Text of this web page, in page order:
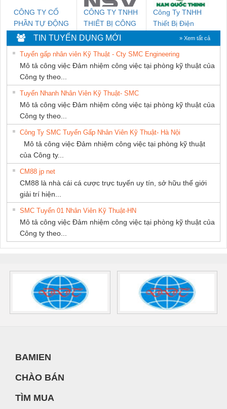
CÔNG TY CỔ
PHẦN TỰ ĐỘNG
TIẾN HƯNG
CÔNG TY TNHH
THIẾT BỊ CÔNG
NGHIỆP NIHON
SETSUBI VIỆT
NAM
Công Ty TNHH
Thiết Bị Điện
Nam Quốc Thịnh
TIN TUYỂN DỤNG MỚI » Xem tất cả
Tuyển gấp nhân viên Kỹ Thuật - Cty SMC Engineering
Mô tả công việc Đảm nhiệm công việc tại phòng kỹ thuật của
Công ty theo...
Tuyển Nhanh Nhân Viên Kỹ Thuật- SMC
Mô tả công việc Đảm nhiệm công việc tại phòng kỹ thuật của
Công ty theo...
Công Ty SMC Tuyển Gấp Nhân Viên Kỹ Thuật- Hà Nội
Mô tả công việc Đảm nhiệm công việc tại phòng kỹ thuật
của Công ty...
CM88 jp net
CM88 là nhà cái cá cược trực tuyến uy tín, sở hữu thế giới
giải trí hiện...
SMC Tuyển 01 Nhân Viên Kỹ Thuật-HN
Mô tả công việc Đảm nhiệm công việc tại phòng kỹ thuật của
Công ty theo...
BAMIEN
CHÀO BÁN
TÌM MUA